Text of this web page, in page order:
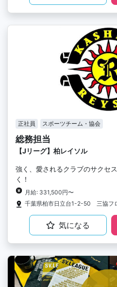
正社員 スポーツチーム・協会
総務担当
【Jリーグ】柏レイソル
強く、愛されるクラブのサクセ
く！
月給: 331,500円〜
千葉県柏市日立台1-2-50 三協フ
気になる